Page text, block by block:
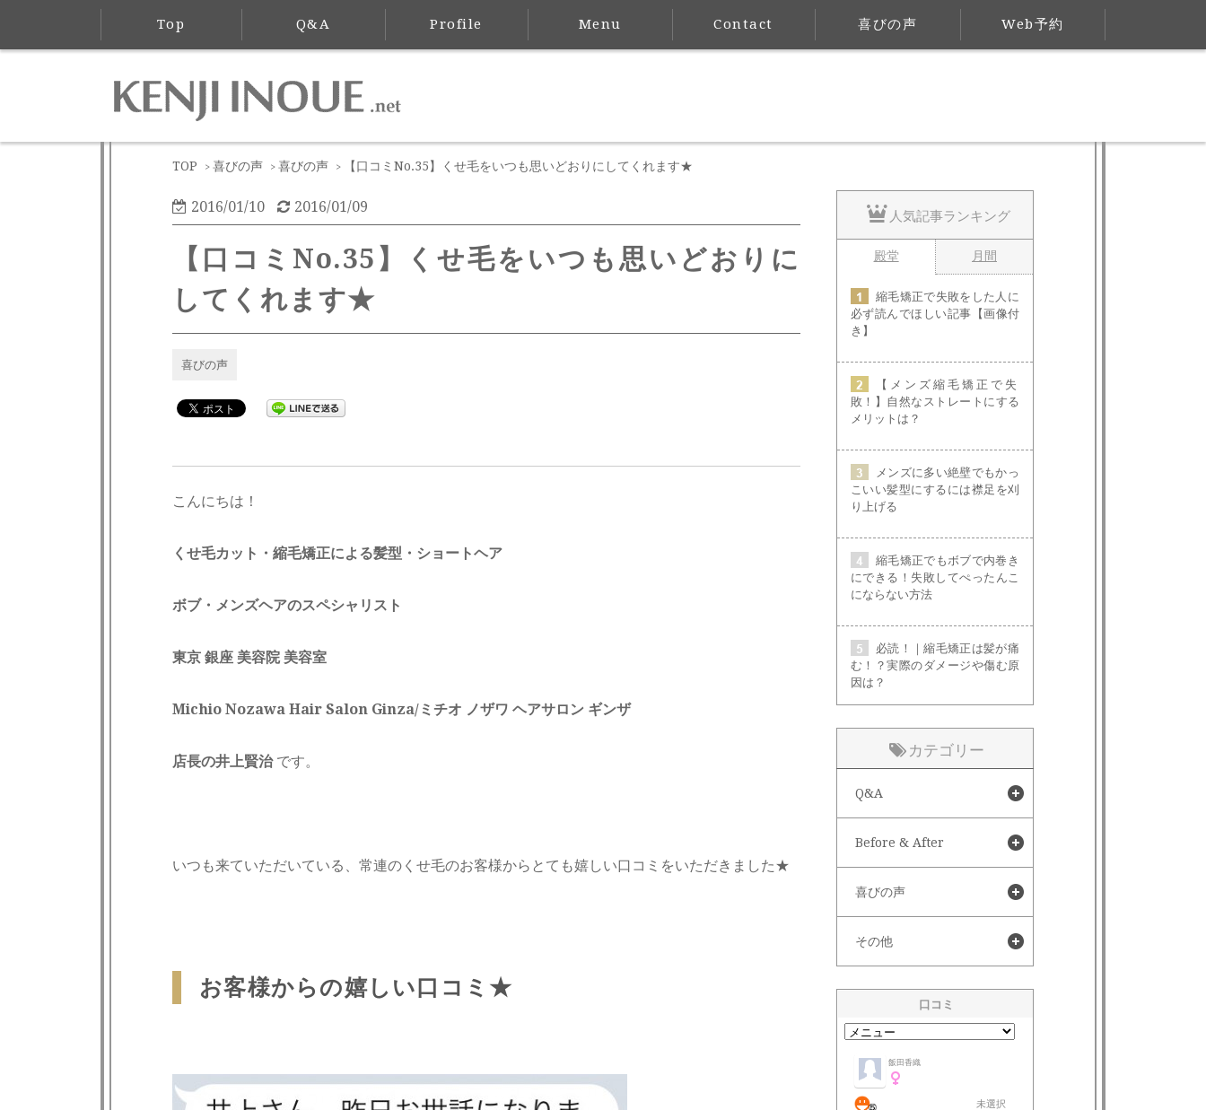
Top Q&A Profile Menu Contact 喜びの声 Web予約
TOP > 喜びの声 > 喜びの声 > 【口コミNo.35】くせ毛をいつも思いどおりにしてくれます★
2016/01/10 2016/01/09
【口コミNo.35】くせ毛をいつも思いどおりに
してくれます★
喜びの声
こんにちは！
くせ毛カット・縮毛矯正による髪型・ショートヘア
ボブ・メンズヘアのスペシャリスト
東京 銀座 美容院 美容室
Michio Nozawa Hair Salon Ginza/ミチオ ノザワ ヘアサロン ギンザ
店長の井上賢治 です。
いつも来ていただいている、常連のくせ毛のお客様からとても嬉しい口コミをいただきました★
お客様からの嬉しい口コミ★
人気記事ランキング
殿堂 月間
縮毛矯正で失敗をした人に
必ず読んでほしい記事【画像付
き】
【メンズ縮毛矯正で失
敗！】自然なストレートにする
メリットは？
メンズに多い絶壁でもかっ
こいい髪型にするには襟足を刈
り上げる
縮毛矯正でもボブで内巻き
にできる！失敗してぺったんこ
にならない方法
必読！｜縮毛矯正は髪が痛
む！？実際のダメージや傷む原
因は？
カテゴリー
Q&A
Before & After
喜びの声
その他